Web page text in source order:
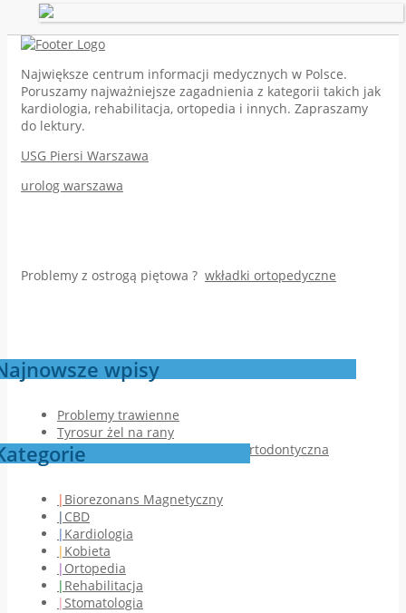
Największe centrum informacji medycznych w Polsce.
Poruszamy najważniejsze zagadnienia z kategorii takich jak
kardiologia, rehabilitacja, ortopedia i innych. Zapraszamy
do lektury.
USG Piersi Warszawa
urolog warszawa
Problemy z ostrogą piętowa ? wkładki ortopedyczne
wpisy
Problemy trawienne
Tyrosur żel na rany
Jak przebiega pierwsza wizyta ortodontyczna
Biorezonans Magnetyczny
CBD
Kardiologia
Kobieta
Ortopedia
Rehabilitacja
Stomatologia